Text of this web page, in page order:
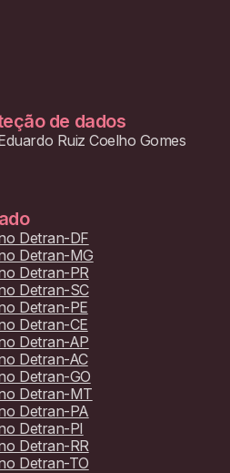
de dados
Ruiz Coelho Gomes
Detran-DF
Detran-MG
Detran-PR
Detran-SC
Detran-PE
Detran-CE
Detran-AP
Detran-AC
Detran-GO
Detran-MT
Detran-PA
Detran-PI
Detran-RR
Detran-TO